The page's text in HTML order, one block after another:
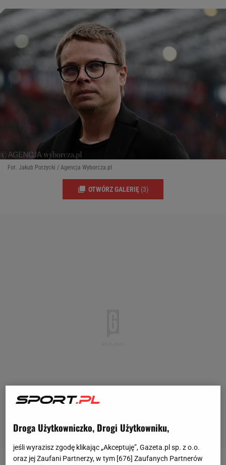
Fot. Jakub Porzycki / Agencja Wyborcza.pl
OTWÓRZ GALERIĘ (3)
Droga Użytkowniczko, Drogi Użytkowniku,
jeśli wyrazisz zgodę klikając „Akceptuję”, Gazeta.pl sp. z o.o.
oraz jej Zaufani Partnerzy, w tym [676] Zaufanych Partnerów